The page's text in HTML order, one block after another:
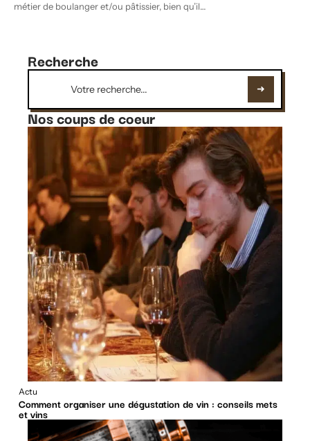
métier de boulanger et/ou pâtissier, bien qu’il…
Recherche
Nos coups de coeur
Actu
Comment organiser une dégustation de vin : conseils mets
et vins